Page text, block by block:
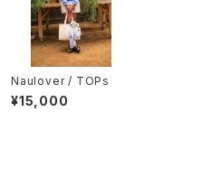
Naulover / TOPs
¥15,000